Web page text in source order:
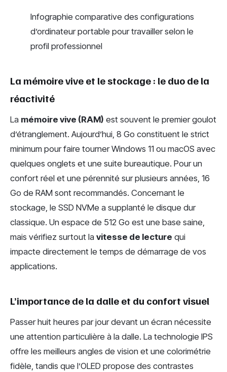
Infographie comparative des configurations
d’ordinateur portable pour travailler selon le
profil professionnel
La mémoire vive et le stockage : le duo de la
réactivité
La mémoire vive (RAM) est souvent le premier goulot
d’étranglement. Aujourd’hui, 8 Go constituent le strict
minimum pour faire tourner Windows 11 ou macOS avec
quelques onglets et une suite bureautique. Pour un
confort réel et une pérennité sur plusieurs années, 16
Go de RAM sont recommandés. Concernant le
stockage, le SSD NVMe a supplanté le disque dur
classique. Un espace de 512 Go est une base saine,
mais vérifiez surtout la vitesse de lecture qui
impacte directement le temps de démarrage de vos
applications.
L’importance de la dalle et du confort visuel
Passer huit heures par jour devant un écran nécessite
une attention particulière à la dalle. La technologie IPS
offre les meilleurs angles de vision et une colorimétrie
fidèle, tandis que l’OLED propose des contrastes